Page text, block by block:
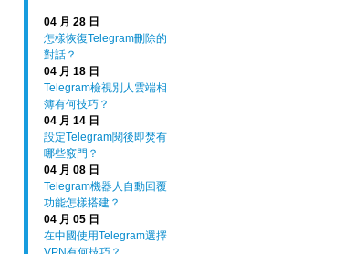
04 月 28 日
怎樣恢復Telegram刪除的
對話？
04 月 18 日
Telegram檢視別人雲端相
簿有何技巧？
04 月 14 日
設定Telegram閱後即焚有
哪些竅門？
04 月 08 日
Telegram機器人自動回覆
功能怎樣搭建？
04 月 05 日
在中國使用Telegram選擇